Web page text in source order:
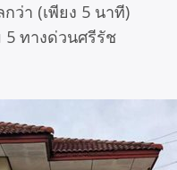
ว่า (เพียง 5 นาที)
5 ทางด่วนศรีรัช